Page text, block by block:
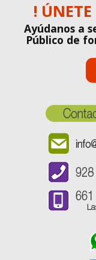
!
Ayúdanos a
Público de